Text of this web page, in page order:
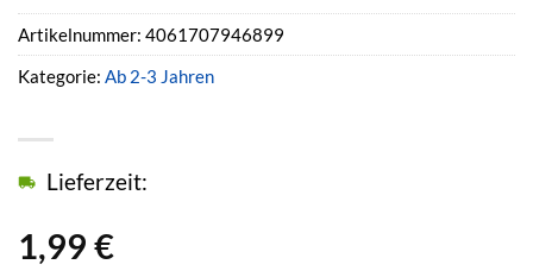
1,99 €
Lieferzeit:
Artikelnummer: 4061707946899
Kategorie: Ab 2-3 Jahren